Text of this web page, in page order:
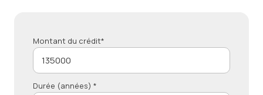
Montant du crédit*
Durée (années) *